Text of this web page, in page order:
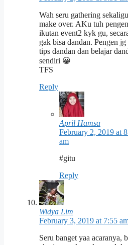
Wah seru gathering
make over. AKu tuh
ikutan event2 kyk gu,
gak bisa dandan. Pengen jg
tips dandan dan belajar
sendiri 😀
TFS
Reply
April Hamsa
February 2, 2019 at
am
#gitu
Reply
Widya Lim
February 3, 2019 at 7:55
Seru banget yaa acaranya,